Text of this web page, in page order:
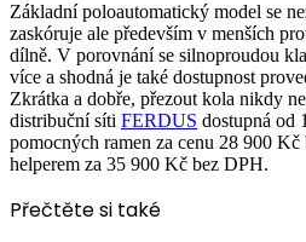
Základní poloautomatický model se
zaskóruje ale především v menších
dílně. V porovnání se silnoproudou
více a shodná je také dostupnost
Zkrátka a dobře, přezout kola nikdy
distribuční síti FERDUS dostupná od
pomocných ramen za cenu 28 900
helperem za 35 900 Kč bez DPH.
Přečtěte si také